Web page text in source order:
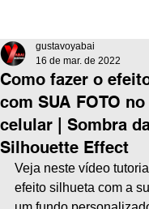
Como fazer o
com SUA FOTO
celular | Sombra
Silhouette Effect
gustavoyabai
16 de mar. de 2022
Veja neste vídeo
efeito silhueta com a